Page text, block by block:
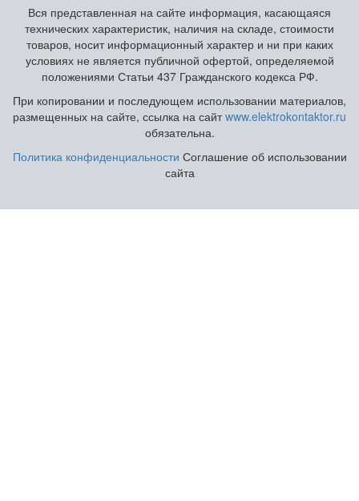
Вся представленная на сайте информация, касающаяся
технических характеристик, наличия на складе, стоимости
товаров, носит информационный характер и ни при каких
условиях не является публичной офертой, определяемой
положениями Статьи 437 Гражданского кодекса РФ.
При копировании и последующем использовании материалов,
размещенных на сайте, ссылка на сайтwww.elektrokontaktor.ru
обязательна.
Политика конфиденциальности Соглашение об использовании
сайта